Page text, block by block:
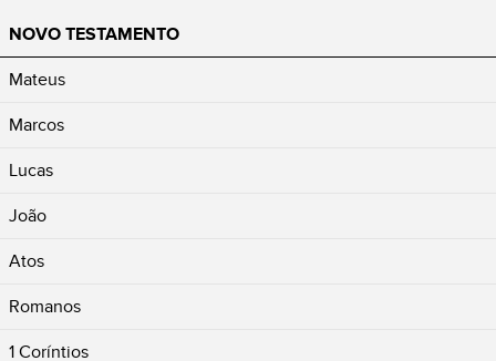
NOVO TESTAMENTO
Mateus
Marcos
Lucas
João
Atos
Romanos
1 Coríntios